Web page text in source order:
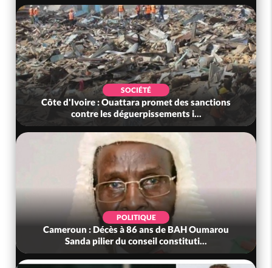
SOCIÉTÉ
Côte d'Ivoire : Ouattara promet des sanctions
contre les déguerpissements i...
POLITIQUE
Cameroun : Décès à 86 ans de BAH Oumarou
Sanda pilier du conseil constituti...